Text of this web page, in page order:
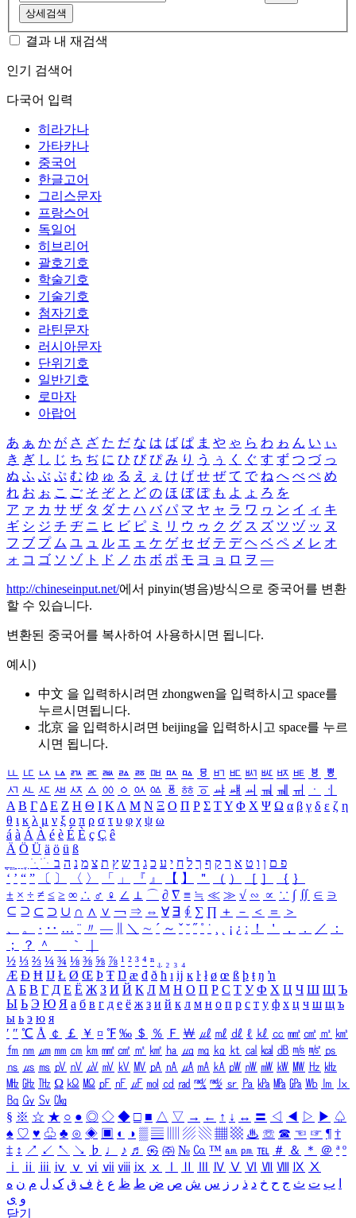
상세검색
결과 내 재검색
인기 검색어
다국어 입력
히라가나
가타카나
중국어
한글고어
그리스문자
프랑스어
독일어
히브리어
괄호기호
학술기호
기술기호
첨자기호
라틴문자
러시아문자
단위기호
일반기호
로마자
아랍어
あ ぁ か が さ ざ た だ な は ば ぱ ま や ゃ ら わ ゎ ん い ぃ
き ぎ し じ ち ぢ に ひ び ぴ み り う ぅ く ぐ す ず つ づ っ
ぬ ふ ぶ ぷ む ゆ ゅ る え ぇ け げ せ ぜ て で ね へ べ ぺ め
れ お ぉ こ ご そ ぞ と ど の ほ ぼ ぽ も よ ょ ろ を
ア ァ カ サ ザ タ ダ ナ ハ バ パ マ ヤ ャ ラ ワ ヮ ン イ ィ キ
ギ シ ジ チ ヂ ニ ヒ ビ ピ ミ リ ウ ゥ ク グ ス ズ ツ ヅ ッ ヌ
フ ブ プ ム ユ ュ ル エ ェ ケ ゲ セ ゼ テ デ ヘ ベ ペ メ レ オ
ォ コ ゴ ソ ゾ ト ド ノ ホ ボ ポ モ ヨ ョ ロ ヲ ―
http://chineseinput.net/에서 pinyin(병음)방식으로 중국어를 변환
할 수 있습니다.
변환된 중국어를 복사하여 사용하시면 됩니다.
예시)
中文 을 입력하시려면 zhongwen을 입력하시고 space를
누르시면됩니다.
北京 을 입력하시려면 beijing을 입력하시고 space를 누르
시면 됩니다.
ㅥ ㅦ ㅧ ㅨ ㅩ ㅪ ㅫ ㅬ ㅭ ㅮ ㅯ ㅰ ㅱ ㅲ ㅳ ㅴ ㅵ ㅶ ㅷ ㅸ
ㅹ
ㅺ ㅻ ㅼ ㅽ ㅾ ㅿ ㆀ ㆁ ㆂ ㆃ ㆄ ㆅ ㆆ ㆇ ㆈ ㆉ ㆊ ㆋ ㆌ ㆍ
ㆎ
Α Β ΓΔ Ε Ζ Η Θ Ι ΚΛ Μ Ν Ξ Ο Π Ρ Σ ΤΥ Φ Χ Ψ Ω α β γ δ ε ζ η
θ ι κ λ μ ν ξ ο π ρ σ τ υ φ χ ψ ω
á à Á À é è É È ç Ç ê
Ä Ö Ü ä ö ü ß
ִֶֹ ֻּ ׁׂ פ ם ן ו ט א ר ק ף ך ל ח י ע כ ג ד ש ץ ת צ מ נ ה ב
‘ ’ “ ” 〔 〕 〈 〉 「 」 『 』 【 】 ＂ （ ） ［ ］ ｛ ｝
± × ÷ ≠ ≤ ≥ ∞ ∴ ♂ ♀ ∠ ⊥ ⌒ ∂ ∇ ≡ ≒ ≪ ≫ √ ∽ ∝ ∵ ∫ ∬ ∈ ∋
⊆ ⊇ ⊂ ⊃ ∪ ∩ ∧ ∨ ￢ ⇒ ⇔ ∀ ∃ ∮ ∑ ∏ ＋ － ＜ ＝
＞
、
。 · ‥ … ¨ 〃 ― ＼ ∼ ´ ～ ˇ ˘ ˝ ˚ ˙ ¸ ¡ ¿ ː ！ ＇ ， ． ／
：
；
？ ＾ ｀
½ ⅓ ⅔ ¼ ¾ ⅛ ⅜ ⅝ ⅞ ¹ ² ³ ⁴ ⁿ ₁ ₂ ₃ ₄
Æ Ð Ħ Ĳ Ł Ø Œ Þ Ŧ Ŋ æ đ ð ħ ı ĳ ĸ ŀ ł ø œ ß þ ŧ ŋ ŉ
А Б В Г Д Е Ё Ж З И Й К Л М Н О П Р С Т У Ф Х Ц Ч Ш Щ Ъ
Ы Ь Э Ю Я а б в г д е ё ж з и й к л м н о п р с т у ф х ц ч ш щ ъ
ы ь э ю я
′ ″ ℃ Å ￠ ￡ ￥ ¤ ℉ ‰ ＄ ％ Ｆ ￦ ㎕ ㎖ ㎗ ℓ ㎘ ㏄ ㎣ ㎤ ㎥ ㎦
㎙ ㎚ ㎛ ㎜ ㎝ ㎞ ㎟ ㎠ ㎡ ㎢ ㏊ ㎍ ㎎ ㎏ ㏏ ㎈ ㎉ ㏈ ㎧ ㎨ ㎰
㎱ ㎲ ㎳ ㎴ ㎵ ㎶ ㎷ ㎸ ㎹ ㎀ ㎁ ㎂ ㎃ ㎄ ㎺ ㎻ ㎽ ㎾ ㎿ ㎐ ㎑
㎒ ㎓ ㎔ Ω ㏀ ㏁ ㎊ ㎋ ㎌ ㏖ ㏅ ㎭ ㎮ ㎯ ㏛ ㎩ ㎪ ㎫ ㎬ ㏝ ㏐
㏓
㏃ ㏉ ㏜ ㏆
§ ※ ☆ ★ ○ ● ◎ ◇ ◆ □ ■ △ ▽ → ← ↑ ↓ ↔ 〓 ◁ ◀ ▷ ▶ ♤
♠ ♡ ♥ ♧ ♣ ⊙ ◈ ▣ ◐ ◑ ▒ ▤ ▨ ▧ ▦ ▩ ♨ ☏ ☎ ☜ ☞ ¶ †
‡ ↕ ↗ ↙ ↖ ↘ ♭ ♩ ♪ ♬ ㉿ ㈜ № ㏇ ™ ㏂ ㏘ ℡ ＃ ＆ ＊ ＠ ª º
ⅰ
ⅱ ⅲ ⅳ ⅴ ⅵ ⅶ ⅷ ⅸ ⅹ Ⅳ Ⅴ Ⅵ Ⅶ Ⅷ Ⅸ Ⅹ
ب ت ث ج ح خ د ذ ر ز س ش ص ض ط ظ ع غ ف ق ک ل م ن ه
و ی
닫기